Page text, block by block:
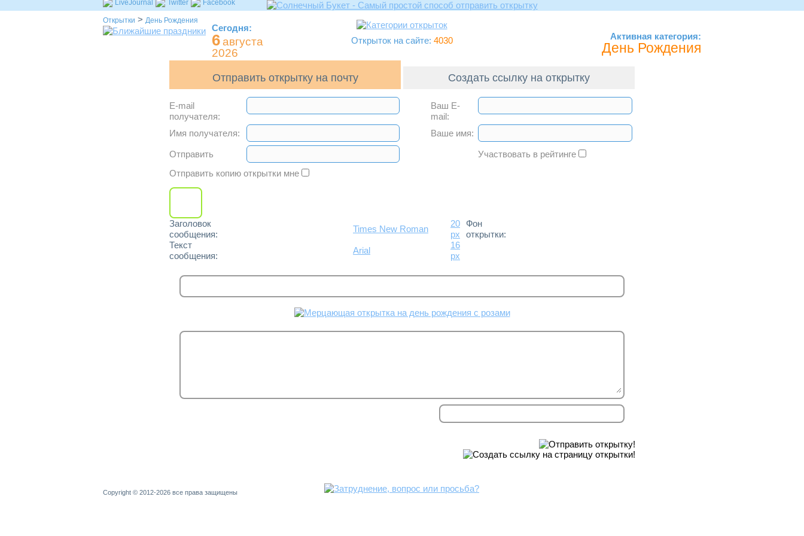
LiveJournal Twitter Facebook
Открытки > День Рождения
Сегодня:
6августа
2026
Открыток на сайте: 4030 Активная категория:
День Рождения
Отправить открытку на почту Создать ссылку на открытку
E-mail
получателя:
Ваш E-
mail:
Имя получателя:
Ваше имя:
Отправить
Участвовать в рейтинге
Отправить копию открытки мне
Заголовок
сообщения:
Times New Roman
20
px
Фон
открытки:
Текст
сообщения:
Arial
16
px
Copyright © 2012-2026 все права защищены